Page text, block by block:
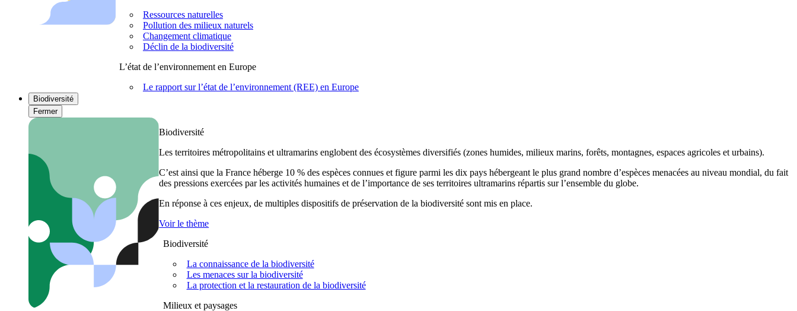
Ressources naturelles
Pollution des milieux naturels
Changement climatique
Déclin de la biodiversité
L’état de l’environnement en Europe
Le rapport sur l’état de l’environnement (REE) en Europe
Biodiversité
Fermer
Biodiversité
Les territoires métropolitains et ultramarins englobent des écosystèmes diversifiés (zones humides, milieux marins, forêts, montagnes, espaces agricoles et urbains).
C’est ainsi que la France héberge 10 % des espèces connues et figure parmi les dix pays hébergeant le plus grand nombre d’espèces menacées au niveau mondial, du fait
des pressions exercées par les activités humaines et de l’importance de ses territoires ultramarins répartis sur l’ensemble du globe.
En réponse à ces enjeux, de multiples dispositifs de préservation de la biodiversité sont mis en place.
Voir le thème
Biodiversité
La connaissance de la biodiversité
Les menaces sur la biodiversité
La protection et la restauration de la biodiversité
Milieux et paysages